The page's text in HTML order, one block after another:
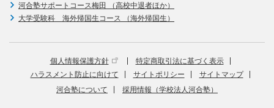
河合塾サポートコース梅田 （高校中退者ほか）
大学受験科 海外帰国生コース （海外帰国生）
個人情報保護方針
特定商取引法に基づく表示
ハラスメント防止に向けて
サイトポリシー
サイトマップ
河合塾について
採用情報（学校法人河合塾）